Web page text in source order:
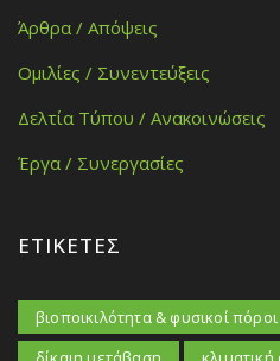
Άρθρα / Απόψεις
Ομιλίες / Συνεντεύξεις
Δελτία Τύπου / Ανακοινώσεις
Έργα / Συνεργασίες
ΕΤΙΚΈΤΕΣ
βιοποικιλότητα & φυσικοί πόροι